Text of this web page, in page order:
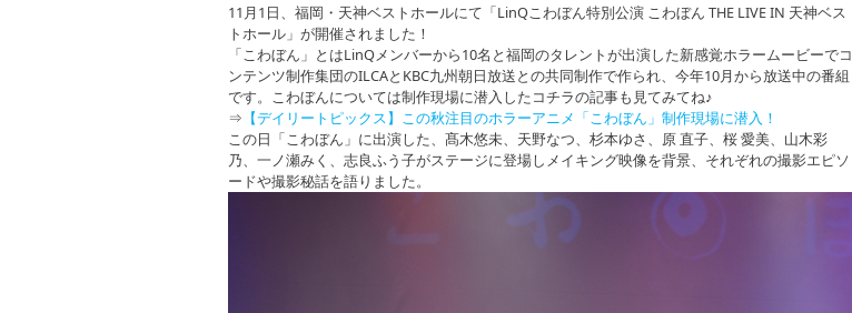
11月1日、福岡・天神ベストホールにて「LinQこわぼん特別公演 こわぼん THE LIVE IN 天神ベス
トホール」が開催されました！
「こわぼん」とはLinQメンバーから10名と福岡のタレントが出演した新感覚ホラームービーでコ
ンテンツ制作集団のILCAとKBC九州朝日放送との共同制作で作られ、今年10月から放送中の番組
です。こわぼんについては制作現場に潜入したコチラの記事も見てみてね♪
⇒ 【デイリートピックス】この秋注目のホラーアニメ「こわぼん」制作現場に潜入！
この日「こわぼん」に出演した、髙木悠未、天野なつ、杉本ゆさ、原 直子、桜 愛美、山木彩
乃、一ノ瀬みく、志良ふう子がステージに登場しメイキング映像を背景、それぞれの撮影エピソ
ードや撮影秘話を語りました。